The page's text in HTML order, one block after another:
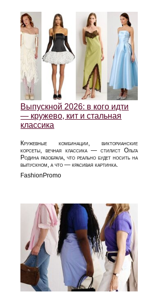
Выпускной 2026: в кого идти
— кружево, кит и стальная
классика
Кружевные комбинации, викторианские
корсеты, вечная классика — стилист Ольга
Родина разобрала, что реально будет носить на
выпускном, а что — красивая картинка.
FashionPromo